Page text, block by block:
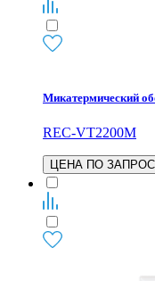
Микатермический
REC-VT2200M
ЦЕНА ПО